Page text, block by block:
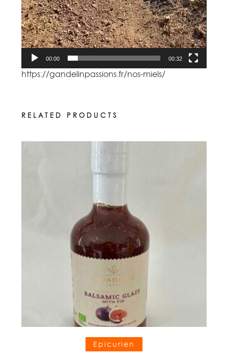
00:00 00:32
https://gandelinpassions.fr/nos-miels/
RELATED PRODUCTS
Ajouter au panier
Epicurien